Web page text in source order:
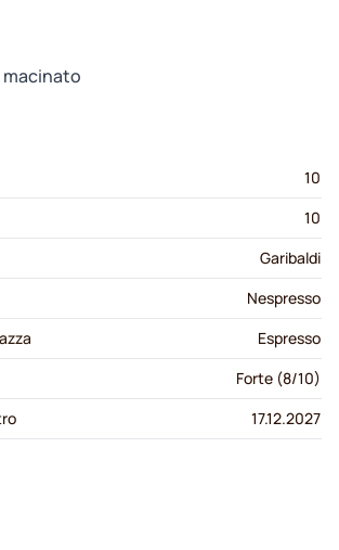
10
10
Garibaldi
Nespresso
Espresso
Forte (8/10)
17.12.2027